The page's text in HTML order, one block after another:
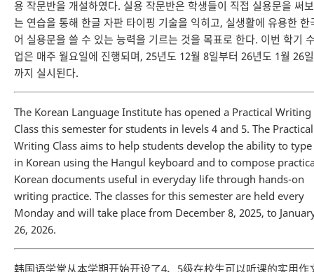
용 작문반을 개설하였다. 실용 작문반은 학생들이 직접 실용문을 써보
는 연습을 통해 한글 자판 타이핑 기술을 익히고, 실생활에 유용한 한
어 실용문을 쓸 수 있는 능력을 기르는 것을 목표로 한다. 이번 학기
업은 매주 월요일에 진행되며, 25년도 12월 8일부터 26년도 1월 26일
까지 실시된다.
The Korean Language Institute has opened a Practical Writing
Class this semester for students in levels 4 and 5. The Practical
Writing Class aims to help students develop the ability to type
in Korean using the Hangul keyboard and to compose
Korean documents useful in everyday life through hands-on
writing practice. The classes for this semester are held every
Monday and will take place from December 8, 2025, to
26, 2026.
韩国语学堂从本学期开始开设了4、5级在校生可以听课的实用作